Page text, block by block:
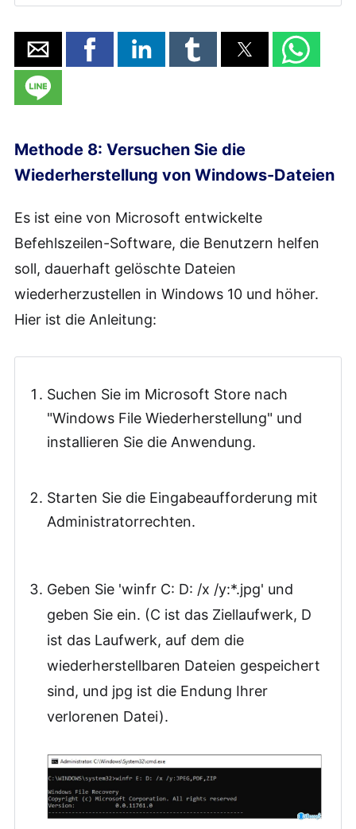
Methode 8: Versuchen Sie die
Wiederherstellung von Windows-Dateien
Es ist eine von Microsoft entwickelte
Befehlszeilen-Software, die Benutzern helfen
soll, dauerhaft gelöschte Dateien
wiederherzustellen in Windows 10 und höher.
Hier ist die Anleitung:
Suchen Sie im Microsoft Store nach
"Windows File Wiederherstellung" und
installieren Sie die Anwendung.
Starten Sie die Eingabeaufforderung mit
Administratorrechten.
Geben Sie 'winfr C: D: /x /y:*.jpg' und
geben Sie ein. (C ist das Ziellaufwerk, D
ist das Laufwerk, auf dem die
wiederherstellbaren Dateien gespeichert
sind, und jpg ist die Endung Ihrer
verlorenen Datei).